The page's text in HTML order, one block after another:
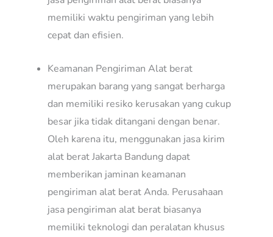
memiliki waktu pengiriman yang lebih
cepat dan efisien.
Keamanan Pengiriman Alat berat
merupakan barang yang sangat berharga
dan memiliki resiko kerusakan yang cukup
besar jika tidak ditangani dengan benar.
Oleh karena itu, menggunakan jasa kirim
alat berat Jakarta Bandung dapat
memberikan jaminan keamanan
pengiriman alat berat Anda. Perusahaan
jasa pengiriman alat berat biasanya
memiliki teknologi dan peralatan khusus